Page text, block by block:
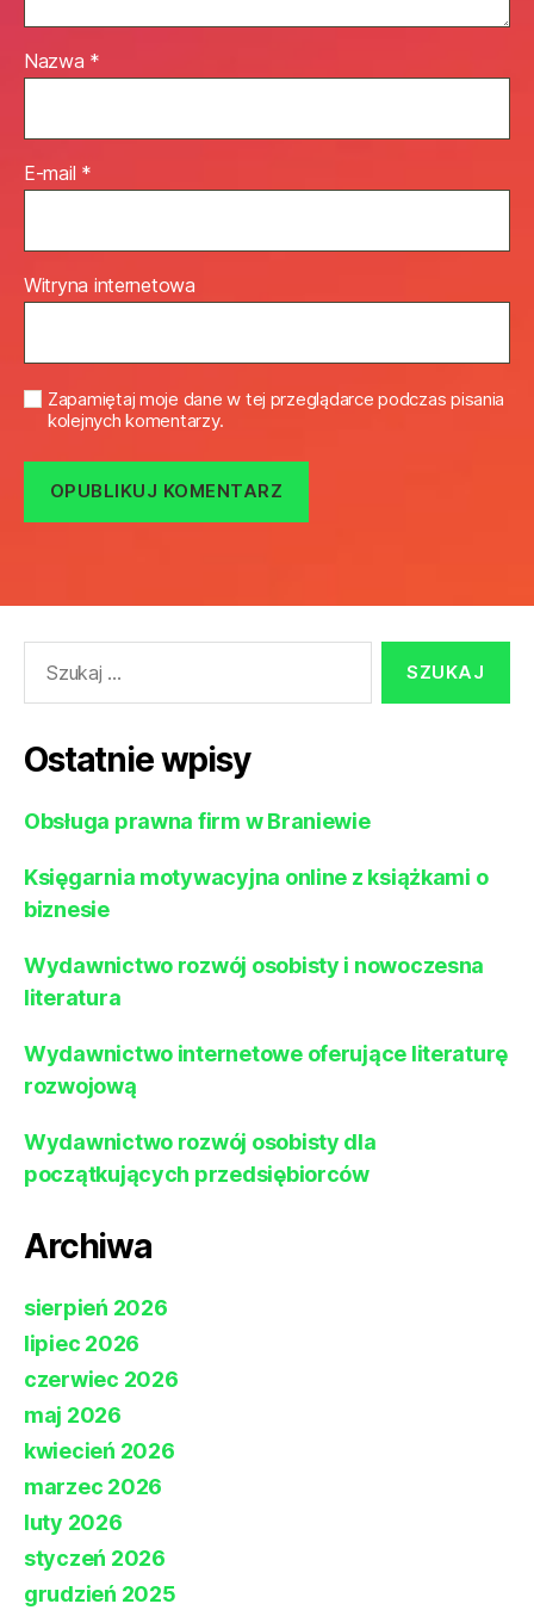
Nazwa *
E-mail *
Witryna internetowa
Zapamiętaj moje dane w tej przeglądarce podczas pisania
kolejnych komentarzy.
Ostatnie wpisy
Obsługa prawna firm w Braniewie
Księgarnia motywacyjna online z książkami o
biznesie
Wydawnictwo rozwój osobisty i nowoczesna
literatura
Wydawnictwo internetowe oferujące literaturę
rozwojową
Wydawnictwo rozwój osobisty dla
początkujących przedsiębiorców
Archiwa
sierpień 2026
lipiec 2026
czerwiec 2026
maj 2026
kwiecień 2026
marzec 2026
luty 2026
styczeń 2026
grudzień 2025